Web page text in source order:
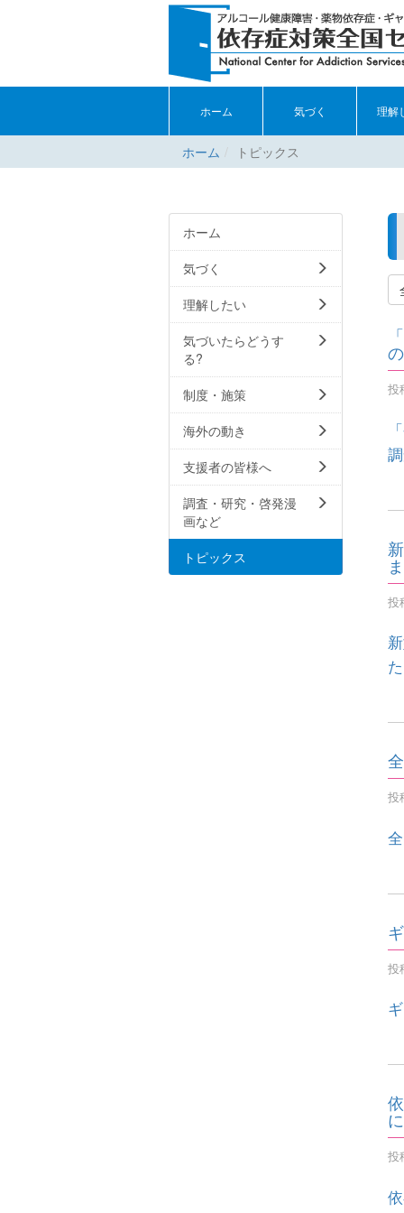
ホーム 気づく 理解
ホーム トピックス
投
投
た
投
投
投
ホーム
気づく
理解したい
気づいたらどうす
る?
制度・施策
海外の動き
支援者の皆様へ
調査・研究・啓発漫
画など
トピックス